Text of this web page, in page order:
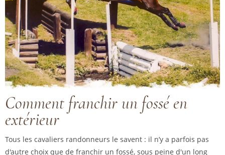
Comment franchir un fossé en
extérieur
Tous les cavaliers randonneurs le savent : il n’y a parfois pas
d'autre choix que de franchir un fossé, sous peine d'un long